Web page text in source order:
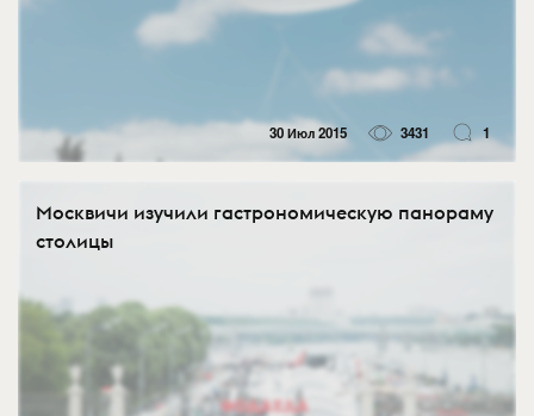
30 Июл 2015 3431 1
Москвичи изучили гастрономическую панораму
столицы